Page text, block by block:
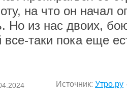
на что он начал
Но из нас двоих,
таки пока еще
Источник: Утро.ру